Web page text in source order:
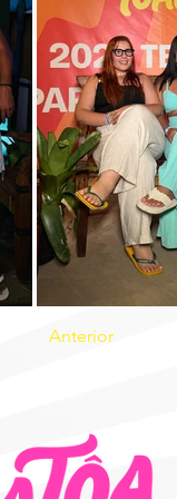
Anterior